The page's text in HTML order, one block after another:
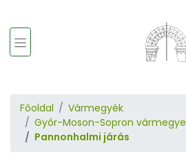
Főoldal
Vármegyék
Győr-Moson-Sopron vármegye
Pannonhalmi járás